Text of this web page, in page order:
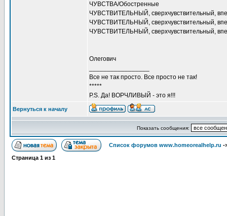
ЧУВСТВА/Обостренные
ЧУВСТВИТЕЛЬНЫЙ, сверхчувствительный,
ЧУВСТВИТЕЛЬНЫЙ, сверхчувствительный,
ЧУВСТВИТЕЛЬНЫЙ, сверхчувствительный,
Олегович
Все не так просто. Все просто не так!
*****
P.S. Да! ВОРЧЛИВЫЙ - это я!!!
Вернуться к началу
Показать сообщения:
Список форумов www.homeorealhelp.ru -
Страница 1 из 1